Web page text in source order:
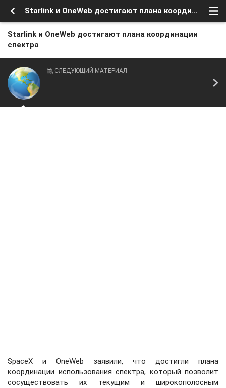
Starlink и OneWeb достигают плана координации спектра
Starlink и OneWeb достигают плана координации
спектра
СЛЕДУЮЩИЙ МАТЕРИАЛ
SpaceX и OneWeb заявили, что достигли плана
координации использования спектра, который позволит
сосуществовать их текущим и широкополосным